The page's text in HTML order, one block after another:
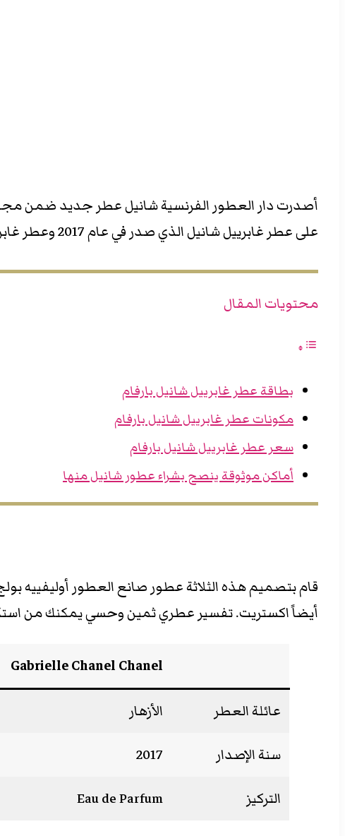
أصدرت دار العطور الفرنسية شانيل عطر جديد ضمن
على عطر غابرييل شانيل الذي صدر في عام 2017 وعطر غابرييل شانيل ايسنس من عام 2019.
محتويات المقال
بطاقة عطر غابرييل شانيل بارفام
مكونات عطر غابرييل شانيل بارفام
سعر عطر غابرييل شانيل بارفام
أماكن موثوقة ينصح بشراء عطور شانيل منها
أيضاً اكستريت. تفسير عطري ثمين وحسي يمكنك من
Gabrielle Chanel Chanel
عائلة العطر الأزهار
سنة الإصدار 2017
التركيز Eau de Parfum